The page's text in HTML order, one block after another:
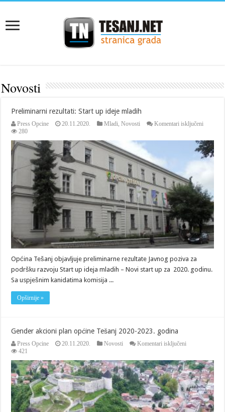
Novosti
Preliminarni rezultati: Start up ideje mladih
Press Opcine 20.11.2020. Mladi,Novosti Komentari isključeni
Start
up
ideje
280
Općina Tešanj objavljuje preliminarne rezultate Javnog poziva za
podršku razvoju Start up ideja mladih – Novi start up za 2020. godinu.
Sa uspješnim kanidatima komisija ...
Opširnije »
Gender akcioni plan općine Tešanj 2020-2023. godina
Press Opcine 20.11.2020. Novosti Komentari isključeni
plan
općine
Tešanj
2020-
2023.
godina
421